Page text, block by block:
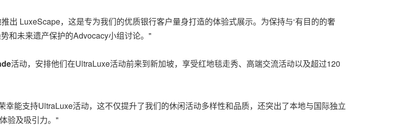
出 LuxeScape，这是专为我们的优质银行客户量身打造的体验式展示。为保持与‘有目的的奢
和未来遗产保护的Advocacy小组讨论。"
活动，安排他们在UltraLuxe活动前来到新加坡，享受红地毯走秀、高端交流活动以及超过120
能支持UltraLuxe活动，这不仅提升了我们的休闲活动多样性和品质，还突出了本地与国际独立
验及吸引力。"